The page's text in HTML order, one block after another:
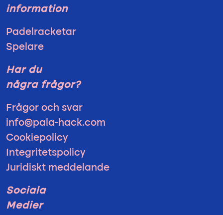
information
Padelracketar
Spelare
Har du
några frågor?
Frågor och svar
info@pala-hack.com
Cookiepolicy
Integritetspolicy
Juridiskt meddelande
Sociala
Medier